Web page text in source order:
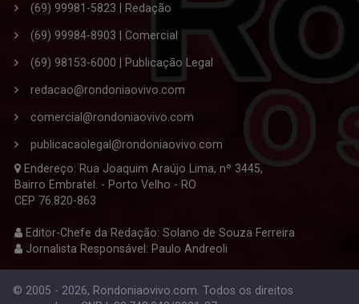
(69) 99981-5823 | Redação
(69) 99984-8903 | Comercial
(69) 98153-6000 | Publicação Legal
redacao@rondoniaovivo.com
comercial@rondoniaovivo.com
publicacaolegal@rondoniaovivo.com
Endereço: Rua Joaquim Araújo Lima, nº 3445,
Bairro Embratel. - Porto Velho - RO
CEP 76.820-863
Editor-Chefe da Redação: Solano de Souza Ferreira
Jornalista Responsável: Paulo Andreoli
© 2005 - 2026, Rondoniaovivo.com. Todos os direitos